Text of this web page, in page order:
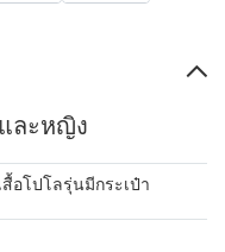
ละหญิง
สื้อโปโลรุ่นมีกระเป๋า